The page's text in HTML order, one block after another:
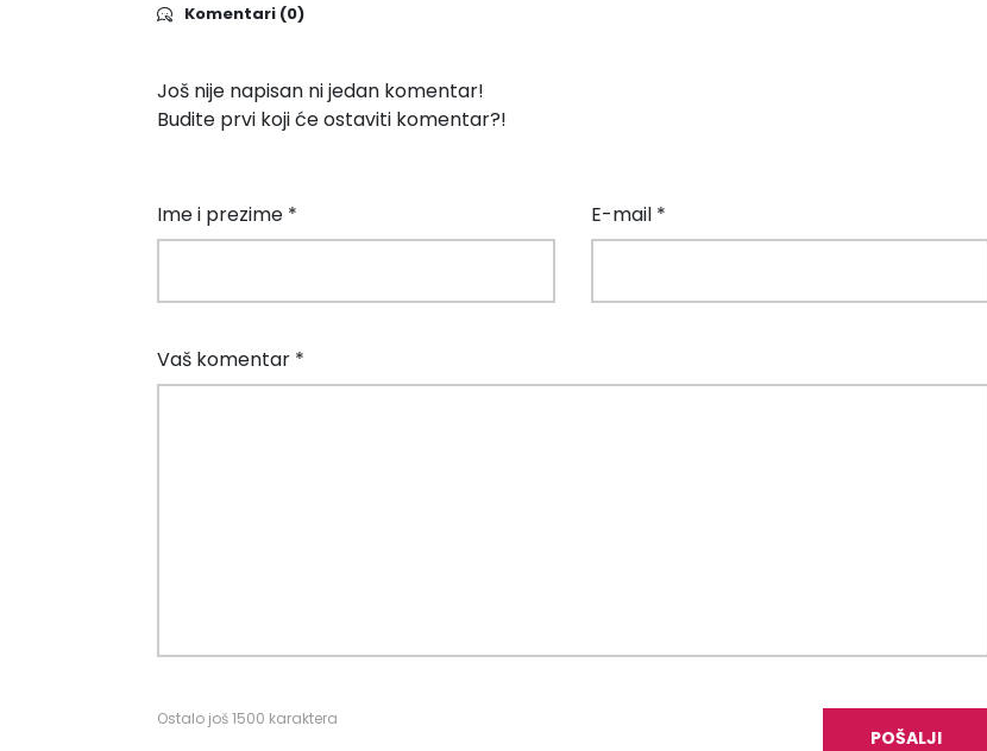
Komentari (0)
Još nije napisan ni jedan komentar!
Budite prvi koji će ostaviti komentar?!
Ime i prezime * E-mail *
Vaš komentar *
Ostalo još1500 karaktera
POŠALJI